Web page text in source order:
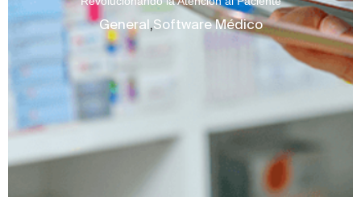
General,Software Médico